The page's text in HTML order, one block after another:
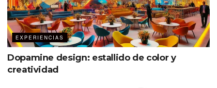
EXPERIENCIAS
Dopamine design: estallido de color y
creatividad